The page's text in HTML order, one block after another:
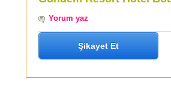
Yorum yaz
Şikayet Et